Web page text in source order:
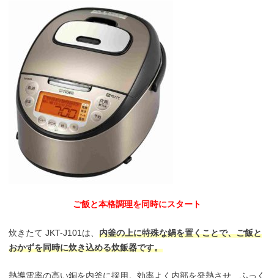
ご飯と本格調理を同時にスタート
炊きたて JKT-J101は、 内釜の上に特殊な鍋を置くことで、ご飯と
おかずを同時に炊き込める炊飯器です。
熱導電率の高い銅を内釜に採用。効率よく内部を発熱させ、ふっく